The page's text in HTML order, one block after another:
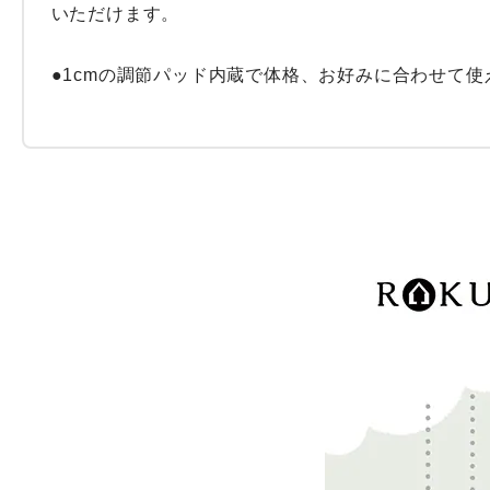
いただけます。
●1cmの調節パッド内蔵で体格、お好みに合わせて使